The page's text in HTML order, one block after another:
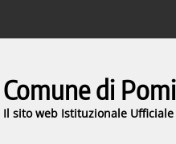
Comune di
Il sito web Istituzionale